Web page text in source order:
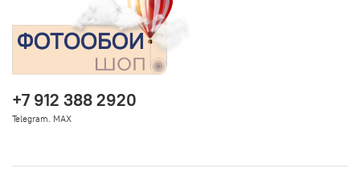
+7 912 388 2920
Telegram. MAX